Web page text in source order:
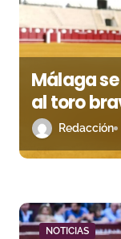
s
Málaga
al toro
Redacción
NOTICIAS